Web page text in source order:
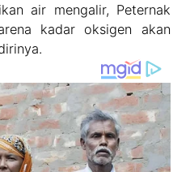
air mengalir, Peternak
kadar oksigen akan